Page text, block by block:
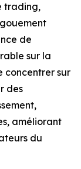
trading,
de
sur la
concentrer sur
des
améliorant
du